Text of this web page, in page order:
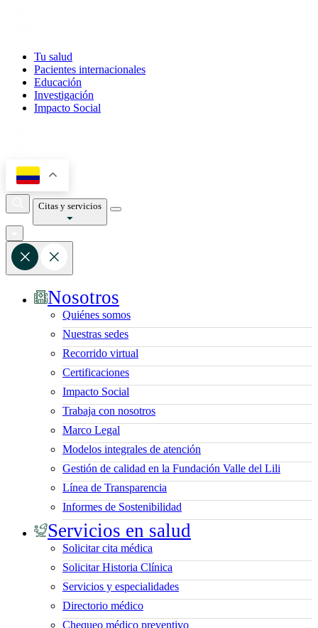
Tu salud
Pacientes internacionales
Educación
Investigación
Impacto Social
Citas y servicios
Nosotros
Quiénes somos
Nuestras sedes
Recorrido virtual
Certificaciones
Impacto Social
Trabaja con nosotros
Marco Legal
Modelos integrales de atención
Gestión de calidad en la Fundación Valle del Lili
Línea de Transparencia
Informes de Sostenibilidad
Servicios en salud
Solicitar cita médica
Solicitar Historia Clínica
Servicios y especialidades
Directorio médico
Chequeo médico preventivo